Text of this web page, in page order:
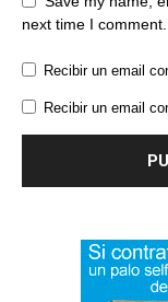
next time I comment.
Recibir un email
Recibir un email